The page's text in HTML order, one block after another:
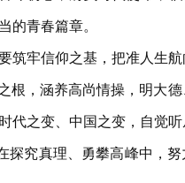
的青春篇章。
筑牢信仰之基，把准人生
根，涵养高尚情操，明大
代之变、中国之变，自觉
探究真理、勇攀高峰中，